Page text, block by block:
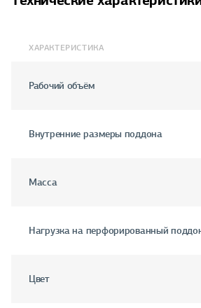
ХАРАКТЕРИСТИКА
Рабочий объём
Внутренние размеры поддона
Масса
Нагрузка на перфорированный
Цвет